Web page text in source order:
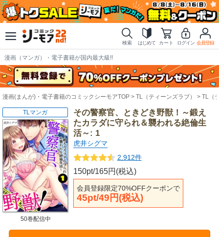
検索 はじめて カート ログイン 会員登録
漫画（マンガ）・電子書籍が国内最大級!!
漫画(まんが)・電子書籍のコミックシーモアTOP TL（ティーンズラブ） TL（
その警察官、ときどき野獣！～鍛え
たカラダに守られ＆襲われる絶倫生
活～: 1
虎井シグマ
2,912件
150pt/165円(税込)
会員登録限定70%OFFクーポンで
45pt/49円(税込)
TLマンガ
50巻配信中